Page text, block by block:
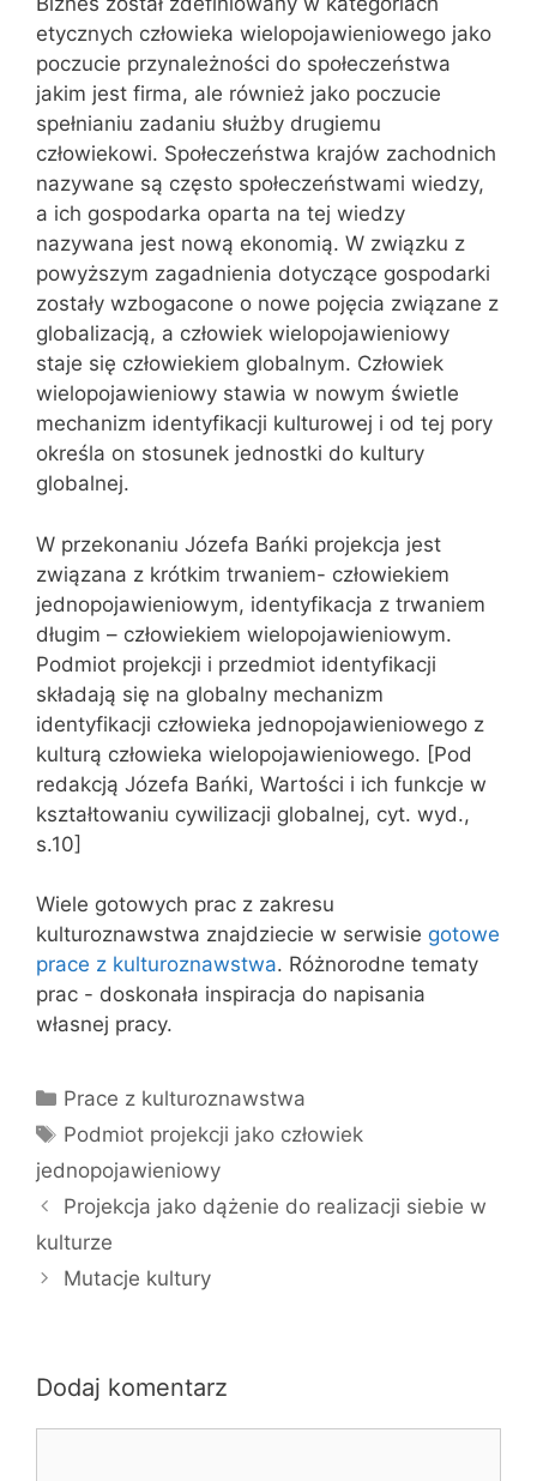
etycznych człowieka wielopojawieniowego jako
poczucie przynależności do społeczeństwa
jakim jest firma, ale również jako poczucie
spełnianiu zadaniu służby drugiemu
człowiekowi. Społeczeństwa krajów zachodnich
nazywane są często społeczeństwami wiedzy,
a ich gospodarka oparta na tej wiedzy
nazywana jest nową ekonomią. W związku z
powyższym zagadnienia dotyczące gospodarki
zostały wzbogacone o nowe pojęcia związane z
globalizacją, a człowiek wielopojawieniowy
staje się człowiekiem globalnym. Człowiek
wielopojawieniowy stawia w nowym świetle
mechanizm identyfikacji kulturowej i od tej pory
określa on stosunek jednostki do kultury
globalnej.
W przekonaniu Józefa Bańki projekcja jest
związana z krótkim trwaniem- człowiekiem
jednopojawieniowym, identyfikacja z trwaniem
długim – człowiekiem wielopojawieniowym.
Podmiot projekcji i przedmiot identyfikacji
składają się na globalny mechanizm
identyfikacji człowieka jednopojawieniowego z
kulturą człowieka wielopojawieniowego. [Pod
redakcją Józefa Bańki, Wartości i ich funkcje w
kształtowaniu cywilizacji globalnej, cyt. wyd.,
s.10]
Wiele gotowych prac z zakresu
kulturoznawstwa znajdziecie w serwisie gotowe
prace z kulturoznawstwa. Różnorodne tematy
prac - doskonała inspiracja do napisania
własnej pracy.
Kategorie
Prace z kulturoznawstwa
Tagi
Podmiot projekcji jako człowiek
jednopojawieniowy
Projekcja jako dążenie do realizacji siebie w
kulturze
Mutacje kultury
Dodaj komentarz